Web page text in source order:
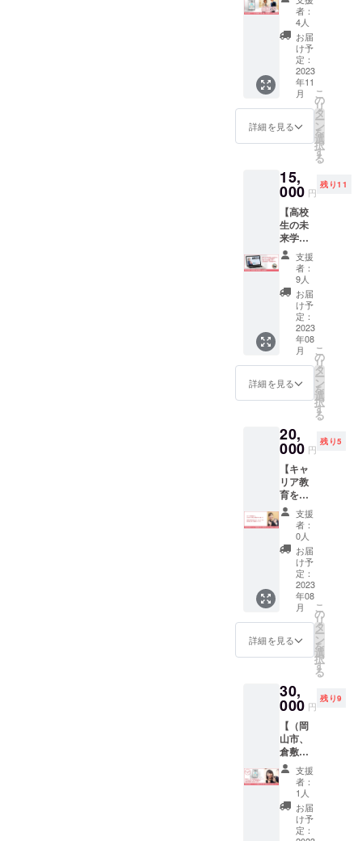
者が心から
望む仕事に
出会っても
らうために
できること
はなんだろ
う？このプ
答えです！
若者に夢と
希望を！
缶 ＋ 小
松好美
からの
感謝の
手紙】
フード
ロス削
減の為
に、高
校生が
ロゴを
ン缶の
ラベル
ロゴに
なりま
した。
フード
ロス削
減と防
災意識
を高め
て欲し
いとい
う願い
を込め
ていま
す。 小
松好美
感謝の
手紙を
しま
す。
者：
4人
お届
け予
定：
2023
年11
月
詳細を見る
こ
の
リ
タ
ー
ン
を
選
択
す
る
15,
000 円
残り11
【高校
生の未
来学習
HPで企
業紹
介】 高
校生の
未来学
習「未
ESD」
ホーム
ページ
に企業
紹介、
載しま
す。 期
間：掲
載から1
年間 ※
写真の
受け渡
しは、
クラウ
ドファ
ンディ
ング終
了後別
途詳細
をご連
絡いた
しま
支援
者：
9人
お届
け予
定：
2023
年08
月
詳細を見る
こ
の
リ
タ
ー
ン
を
選
択
す
る
20,
000 円
残り5
【キャ
リア教
育を行
う小松
好美に
zoomで
相談で
きる権
利】 お
一人1時
間ま
で。 採
用に悩
む法人
から、
む個人
まで気
軽にど
うぞ。
※開催日
時はク
ラウド
ファン
ディン
グ終了
後別途
ご連絡
支援
者：
0人
お届
け予
定：
2023
年08
月
詳細を見る
こ
の
リ
タ
ー
ン
を
選
択
す
る
30,
000 円
残り9
【（岡
山市、
倉敷市
限定）
フード
ロス削
減ロゴ
缶 6缶
を直接
支援
者：
1人
お届
け予
定：